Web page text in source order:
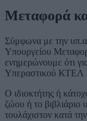
Μεταφορά
Σύμφωνα με την
Υπουργείου
ενημερώνουμε ότι
Υπεραστικού ΚΤΕΛ
Ο ιδιοκτήτης ή
ζώου ή το βιβλιάριο
τουλάχιστον κατά